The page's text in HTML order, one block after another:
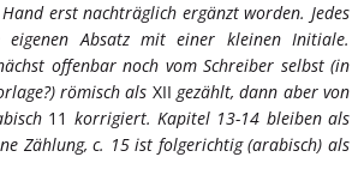
erst nachträglich ergänzt worden. Jedes
Absatz mit einer kleinen Initiale.
offenbar noch vom Schreiber selbst (in
römisch als XII gezählt, dann aber von
11 korrigiert. Kapitel 13-14 bleiben als
Zählung, c. 15 ist folgerichtig (arabisch) als